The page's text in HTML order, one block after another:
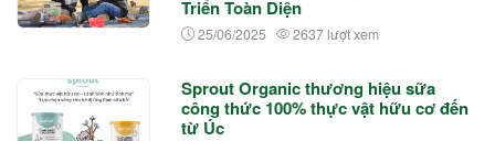
Triển Toàn Diện
25/06/2025 2637 lượt xem
Sprout Organic thương hiệu sữa
công thức 100% thực vật hữu cơ đến
từ Úc